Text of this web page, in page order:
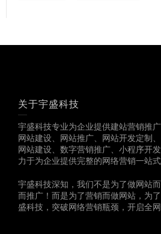
关于宇盛科技
宇盛科技专业为企业提供建站营销推
网站建设、网站推广、网站开发定制
网站建设、数字营销推广、小程序开
力于为企业提供完整的网络营销一站式
宇盛科技深知，我们不是为了做网站
而推广！而是为了营销而做网站，为
盛科技，突破网络营销瓶颈，开启全网